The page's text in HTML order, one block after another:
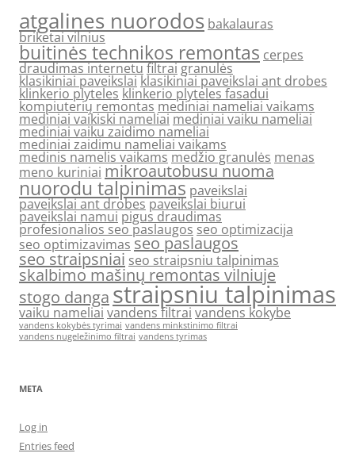
atgalines nuorodos bakalauras
briketai vilnius
buitinės technikos remontas cerpes
draudimas internetufiltraigranulės
klasikiniai paveikslai klasikiniai paveikslai ant drobes
klinkerio plyteles klinkerio plyteles fasadui
kompiuterių remontas mediniai nameliai vaikams
mediniai vaikiski nameliai mediniai vaiku nameliai
mediniai vaiku zaidimo nameliai
mediniai zaidimu nameliai vaikams
medinis namelis vaikams medžio granulės menas
meno kuriniai mikroautobusu nuoma
nuorodu talpinimas paveikslai
paveikslai ant drobespaveikslai biurui
paveikslai namui pigus draudimas
profesionalios seo paslaugos seo optimizacija
seo optimizavimas seo paslaugos
seo straipsniai seo straipsniu talpinimas
skalbimo mašinų remontas vilniuje
stogo danga straipsniu talpinimas
vaiku nameliai vandens filtrai vandens kokybe
vandens kokybės tyrimai vandens minkstinimo filtrai
vandens nugeležinimo filtrai vandens tyrimas
META
Log in
Entries feed